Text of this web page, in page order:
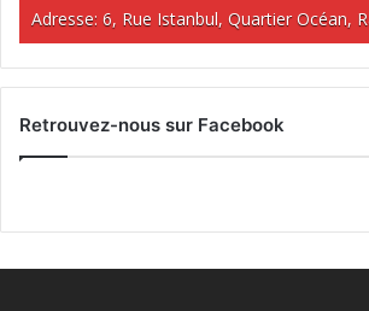
Adresse: 6, Rue Istanbul, Quartier Océan,
Retrouvez-nous sur Facebook